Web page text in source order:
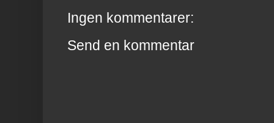
Ingen kommentarer:
Send en kommentar